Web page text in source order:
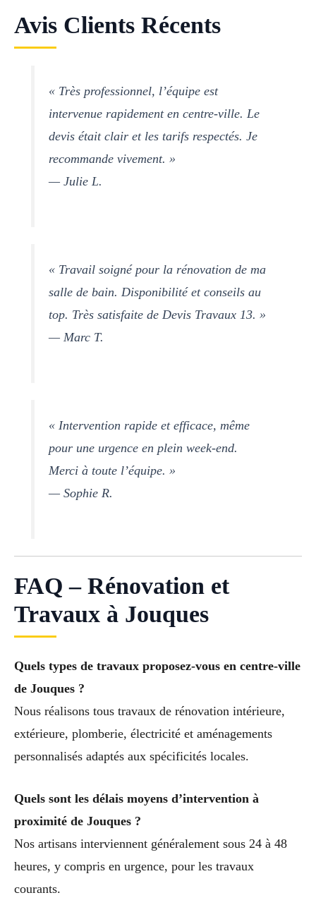
Avis Clients Récents
« Très professionnel, l’équipe est
intervenue rapidement en centre-ville. Le
devis était clair et les tarifs respectés. Je
recommande vivement. »
— Julie L.
« Travail soigné pour la rénovation de ma
salle de bain. Disponibilité et conseils au
top. Très satisfaite de Devis Travaux 13. »
— Marc T.
« Intervention rapide et efficace, même
pour une urgence en plein week-end.
Merci à toute l’équipe. »
— Sophie R.
FAQ – Rénovation et
Travaux à Jouques
Quels types de travaux proposez-vous en centre-ville
de Jouques ?
Nous réalisons tous travaux de rénovation intérieure,
extérieure, plomberie, électricité et aménagements
personnalisés adaptés aux spécificités locales.
Quels sont les délais moyens d’intervention à
proximité de Jouques ?
Nos artisans interviennent généralement sous 24 à 48
heures, y compris en urgence, pour les travaux
courants.